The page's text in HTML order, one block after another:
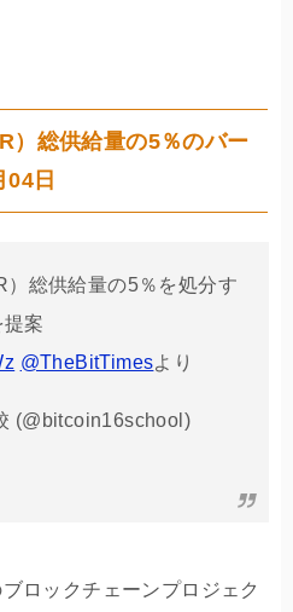
総供給量の5％のバー
04日
総供給量の5％を処分す
案
@TheBitTimesより
(@bitcoin16school)
ロックチェーンプロジェク